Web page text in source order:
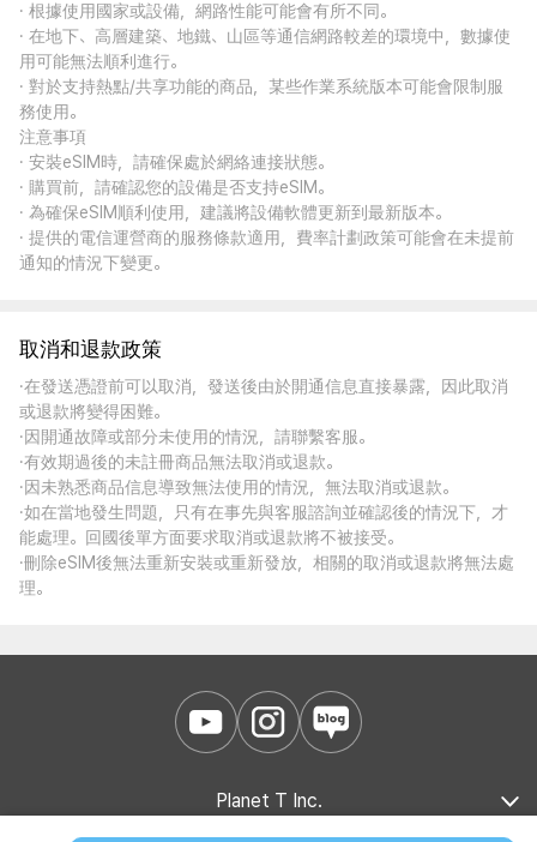
· 根據使用國家或設備，網路性能可能會有所不同。
· 在地下、高層建築、地鐵、山區等通信網路較差的環境中，數據使
用可能無法順利進行。
· 對於支持熱點/共享功能的商品，某些作業系統版本可能會限制服
務使用。
注意事項
· 安裝eSIM時，請確保處於網絡連接狀態。
· 購買前，請確認您的設備是否支持eSIM。
· 為確保eSIM順利使用，建議將設備軟體更新到最新版本。
· 提供的電信運營商的服務條款適用，費率計劃政策可能會在未提前
通知的情況下變更。
取消和退款政策
·在發送憑證前可以取消，發送後由於開通信息直接暴露，因此取消
或退款將變得困難。
·因開通故障或部分未使用的情況，請聯繫客服。
·有效期過後的未註冊商品無法取消或退款。
·因未熟悉商品信息導致無法使用的情況，無法取消或退款。
·如在當地發生問題，只有在事先與客服諮詢並確認後的情況下，才
能處理。回國後單方面要求取消或退款將不被接受。
·刪除eSIM後無法重新安裝或重新發放，相關的取消或退款將無法處
理。
Planet T Inc.